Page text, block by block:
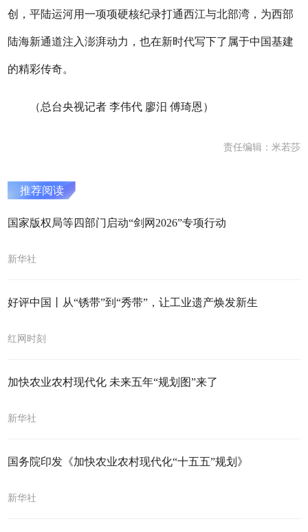
创，平陆运河用一项项硬核纪录打通西江与北部湾，为西部
陆海新通道注入澎湃动力，也在新时代写下了属于中国基建
的精彩传奇。
（总台央视记者 李伟代 廖汨 傅琦恩）
责任编辑：米若莎
推荐阅读
国家版权局等四部门启动“剑网2026”专项行动
新华社
好评中国丨从“锈带”到“秀带”，让工业遗产焕发新生
红网时刻
加快农业农村现代化 未来五年“规划图”来了
新华社
国务院印发《加快农业农村现代化“十五五”规划》
新华社